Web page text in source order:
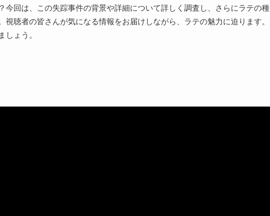
今回は、この失踪事件の背景や詳細について詳しく調査し、さらにラテの種
視聴者の皆さんが気になる情報をお届けしながら、ラテの魅力に迫ります。
しょう。